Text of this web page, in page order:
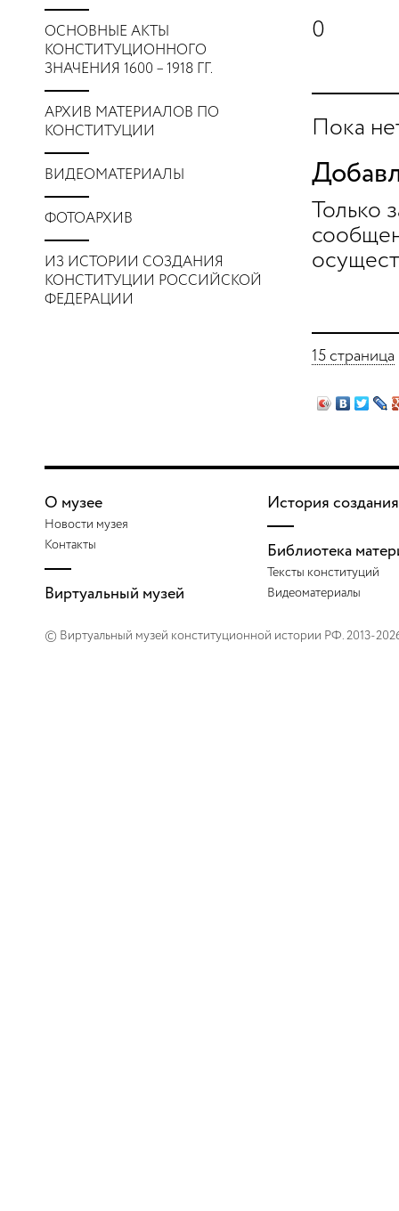
ОСНОВНЫЕ АКТЫ
КОНСТИТУЦИОННОГО
ЗНАЧЕНИЯ 1600 – 1918 ГГ.
АРХИВ МАТЕРИАЛОВ ПО
КОНСТИТУЦИИ
ВИДЕОМАТЕРИАЛЫ
ФОТОАРХИВ
ИЗ ИСТОРИИ СОЗДАНИЯ
КОНСТИТУЦИИ РОССИЙСКОЙ
ФЕДЕРАЦИИ
0
Пока
Только
15 страница
О музее
Новости музея
Контакты
Виртуальный музей
История создания
Библиотека
Тексты конституций
Видеоматериалы
© Виртуальный музей конституционной истории РФ. 2013-